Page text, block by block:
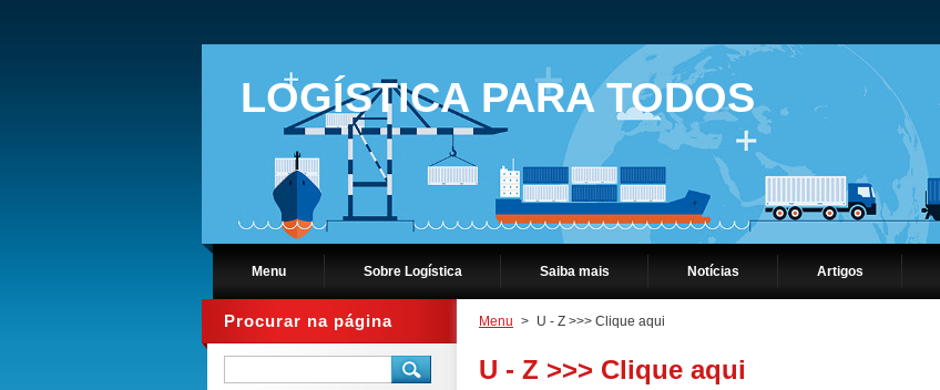
LOGÍSTICA PARA TODOS
Menu Sobre Logística Saiba mais Notícias Artigos
Menu > U - Z >>> Clique aqui
U - Z >>> Clique aqui
Procurar na página